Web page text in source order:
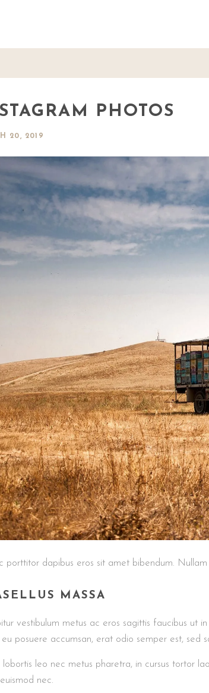
PHOTOS
20, 2019
porttitor dapibus eros sit amet bibendum.
MASSA
vestibulum metus ac eros sagittis faucibus ut
posuere accumsan, erat odio semper est, sed
lobortis leo nec metus pharetra, in cursus tortor
nec.